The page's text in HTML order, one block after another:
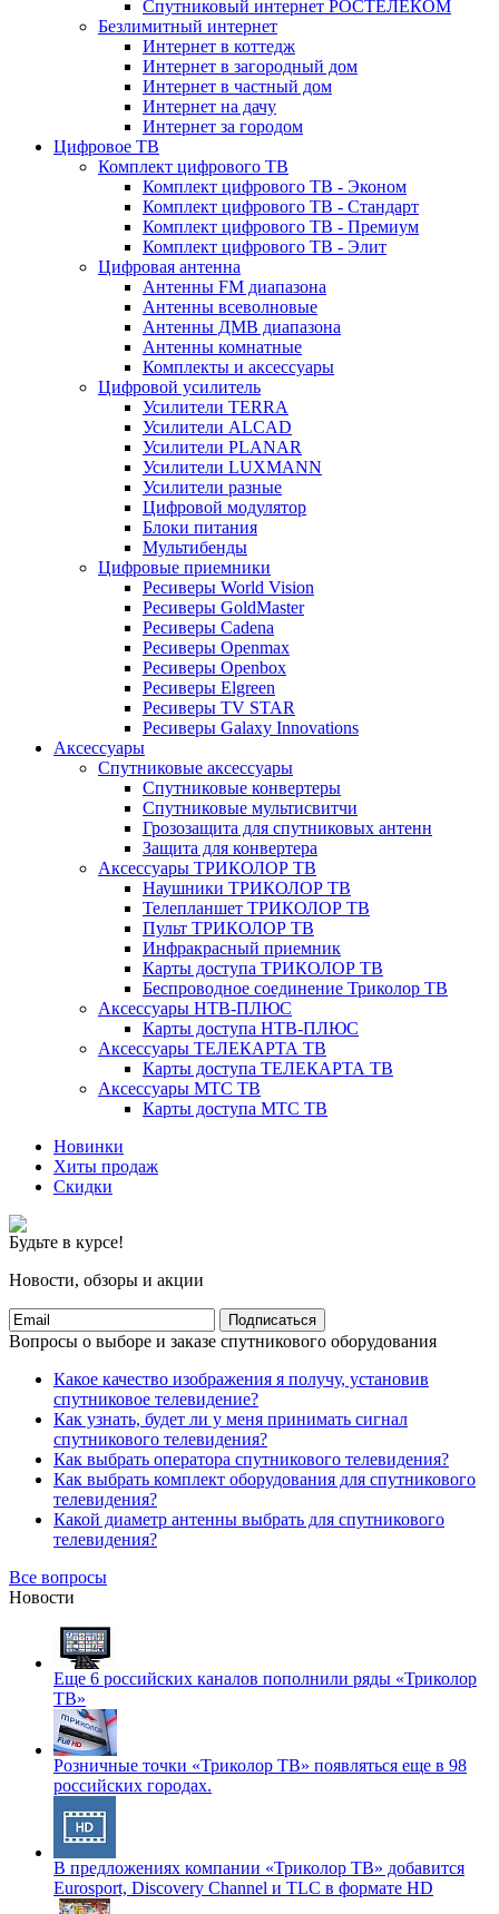
Спутниковый интернет РОСТЕЛЕКОМ
Безлимитный интернет
Интернет в коттедж
Интернет в загородный дом
Интернет в частный дом
Интернет на дачу
Интернет за городом
Цифровое ТВ
Комплект цифрового ТВ
Комплект цифрового ТВ - Эконом
Комплект цифрового ТВ - Стандарт
Комплект цифрового ТВ - Премиум
Комплект цифрового ТВ - Элит
Цифровая антенна
Антенны FM диапазона
Антенны всеволновые
Антенны ДМВ диапазона
Антенны комнатные
Комплекты и аксессуары
Цифровой усилитель
Усилители TERRA
Усилители ALCAD
Усилители PLANAR
Усилители LUXMANN
Усилители разные
Цифровой модулятор
Блоки питания
Мультибенды
Цифровые приемники
Ресиверы World Vision
Ресиверы GoldMaster
Ресиверы Cadena
Ресиверы Openmax
Ресиверы Openbox
Ресиверы Elgreen
Ресиверы TV STAR
Ресиверы Galaxy Innovations
Аксессуары
Спутниковые аксессуары
Спутниковые конвертеры
Спутниковые мультисвитчи
Грозозащита для спутниковых антенн
Защита для конвертера
Аксессуары ТРИКОЛОР ТВ
Наушники ТРИКОЛОР ТВ
Телепланшет ТРИКОЛОР ТВ
Пульт ТРИКОЛОР ТВ
Инфракрасный приемник
Карты доступа ТРИКОЛОР ТВ
Беспроводное соединение Триколор ТВ
Аксессуары НТВ-ПЛЮС
Карты доступа НТВ-ПЛЮС
Аксессуары ТЕЛЕКАРТА ТВ
Карты доступа ТЕЛЕКАРТА ТВ
Аксессуары МТС ТВ
Карты доступа МТС ТВ
Новинки
Хиты продаж
Скидки
Будьте в курсе!
Новости, обзоры и акции
Подписаться
Вопросы о выборе и заказе спутникового оборудования
Какое качество изображения я получу, установив
спутниковое телевидение?
Как узнать, будет ли у меня принимать сигнал
спутникового телевидения?
Как выбрать оператора спутникового телевидения?
Как выбрать комплект оборудования для спутникового
телевидения?
Какой диаметр антенны выбрать для спутникового
телевидения?
Все вопросы
Новости
Еще 6 российских каналов пополнили ряды «Триколор
ТВ»
Розничные точки «Триколор ТВ» появляться еще в 98
российских городах.
В предложениях компании «Триколор ТВ» добавится
Eurosport, Discovery Channel и TLC в формате HD